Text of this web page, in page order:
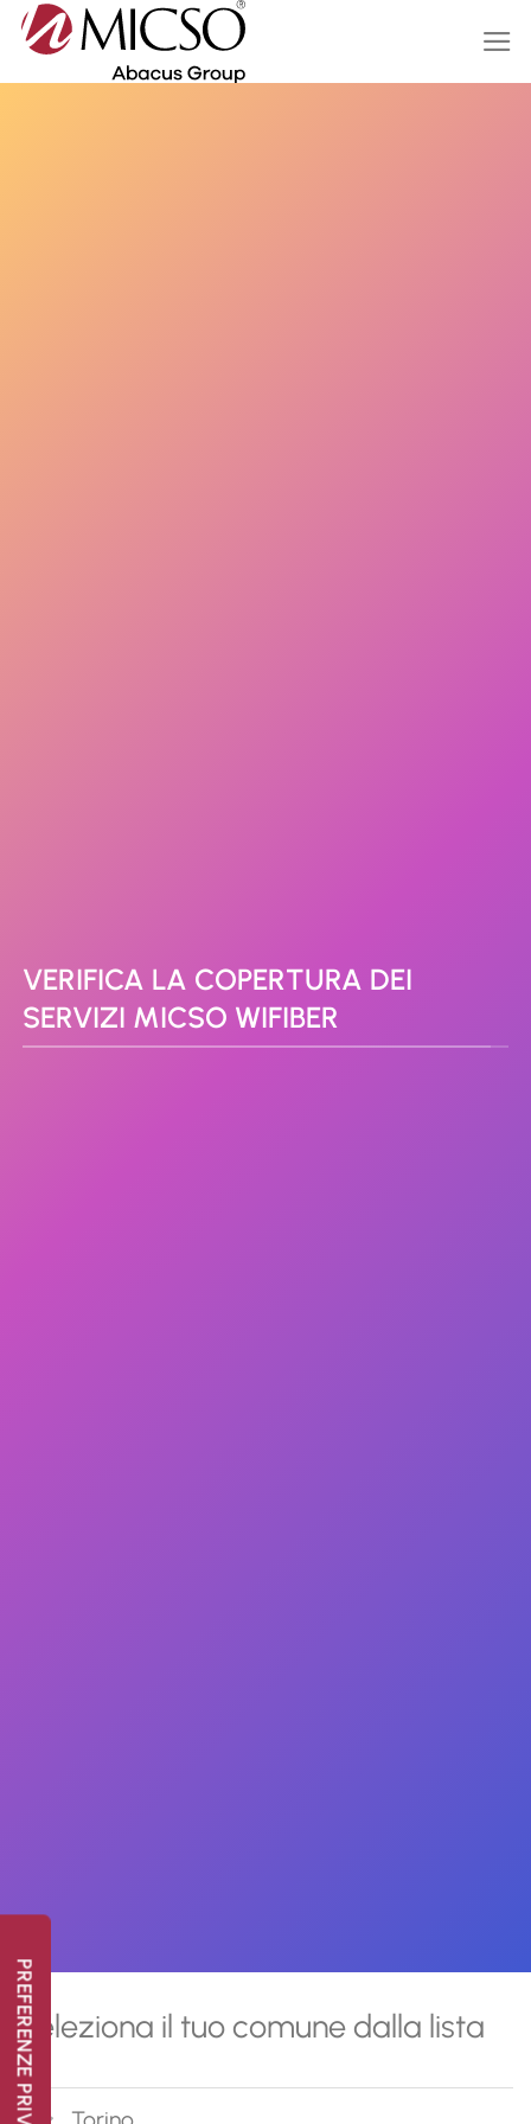
Salta
contenuti
VERIFICA LA COPERTURA DEI
SERVIZI MICSO WIFIBER
Seleziona il tuo comune dalla lista